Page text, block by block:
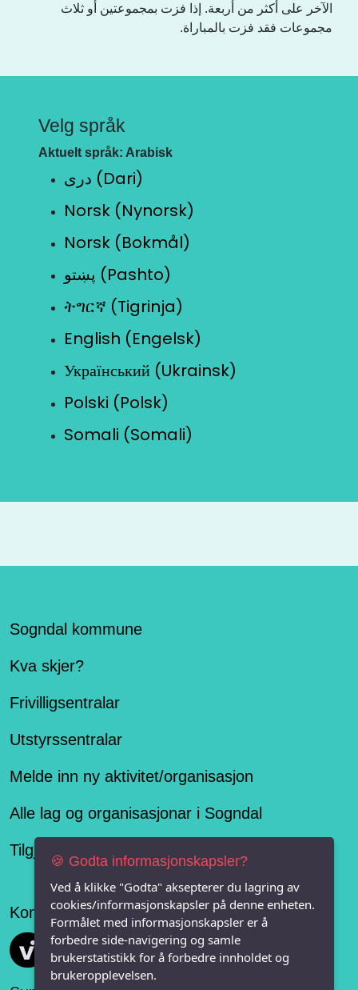
الآخر على أكثر من أربعة. إذا فزت بمجموعتين أو ثلاث
مجموعات فقد فزت بالمباراة.
Velg språk
Aktuelt språk: Arabisk
دری (Dari)
Norsk (Nynorsk)
Norsk (Bokmål)
پښتو (Pashto)
ትግርኛ (Tigrinja)
English (Engelsk)
Український (Ukrainsk)
Polski (Polsk)
Somali (Somali)
Sogndal kommune
Kva skjer?
Frivilligsentralar
Utstyrssentralar
Melde inn ny aktivitet/organisasjon
Alle lag og organisasjonar i Sogndal
Tilgjengelegheitserklæring
Konseptet er levert av
Vi FRITID
🍪 Godta informasjonskapsler?
Ved å klikke "Godta" aksepterer du lagring av
cookies/informasjonskapsler på denne enheten.
Formålet med informasjonskapsler er å
forbedre side-navigering og samle
brukerstatistikk for å forbedre innholdet og
brukeropplevelsen.